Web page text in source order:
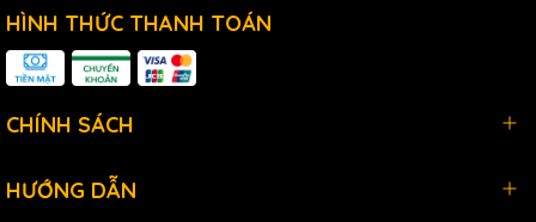
HÌNH THỨC THANH TOÁN
CHÍNH SÁCH
HƯỚNG DẪN